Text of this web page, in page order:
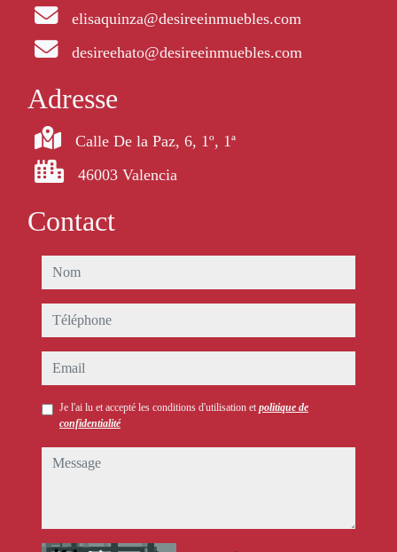
elisaquinza@desireeinmuebles.com
desireehato@desireeinmuebles.com
Adresse
Calle De la Paz, 6, 1º, 1ª
46003 Valencia
Contact
nom
téléphone
email
Je l'ai lu et accepté les conditions d'utilisation et politique de
confidentialité
message